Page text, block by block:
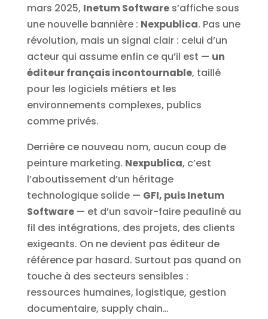
mars 2025, Inetum Softwares’affiche sous
une nouvelle bannière : Nexpublica. Pas une
révolution, mais un signal clair : celui d’un
acteur qui assume enfin ce qu’il est — un
éditeur français incontournable, taillé
pour les logiciels métiers et les
environnements complexes, publics
comme privés.
Derrière ce nouveau nom, aucun coup de
peinture marketing. Nexpublica, c’est
l’aboutissement d’un héritage
technologique solide — GFI, puis Inetum
Software— et d’un savoir-faire peaufiné au
fil des intégrations, des projets, des clients
exigeants. On ne devient pas éditeur de
référence par hasard. Surtout pas quand on
touche à des secteurs sensibles :
ressources humaines, logistique, gestion
documentaire, supply chain…